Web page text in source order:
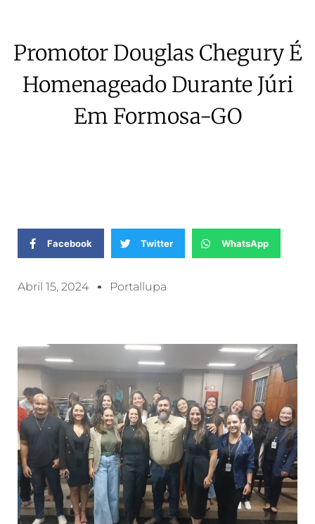
Promotor Douglas Chegury É
Homenageado Durante Júri
Em Formosa-GO
Facebook Twitter WhatsApp
Abril 15, 2024 Portallupa